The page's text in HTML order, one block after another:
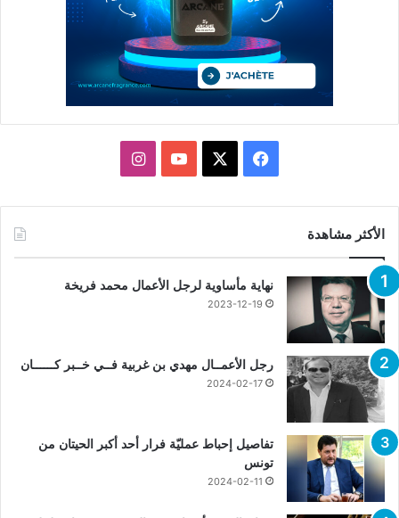
فيسبوك يوتيوبانستقرام
الأكثر مشاهدة
نهاية مأساوية لرجل الأعمال محمد فريخة
2023-12-19
رجل الأعمــال مهدي بن غربية فــي خــبر كــــــان
2024-02-17
تفاصيل إحباط عمليّة فرار أحد أكبر الحيتان من
تونس
2024-02-11